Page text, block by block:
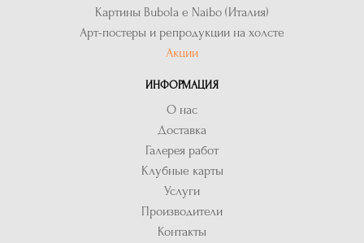
Картины Bubola e Naibo (Италия)
Арт-постеры и репродукции на холсте
Акции
ИНФОРМАЦИЯ
О нас
Доставка
Галерея работ
Клубные карты
Услуги
Производители
Контакты